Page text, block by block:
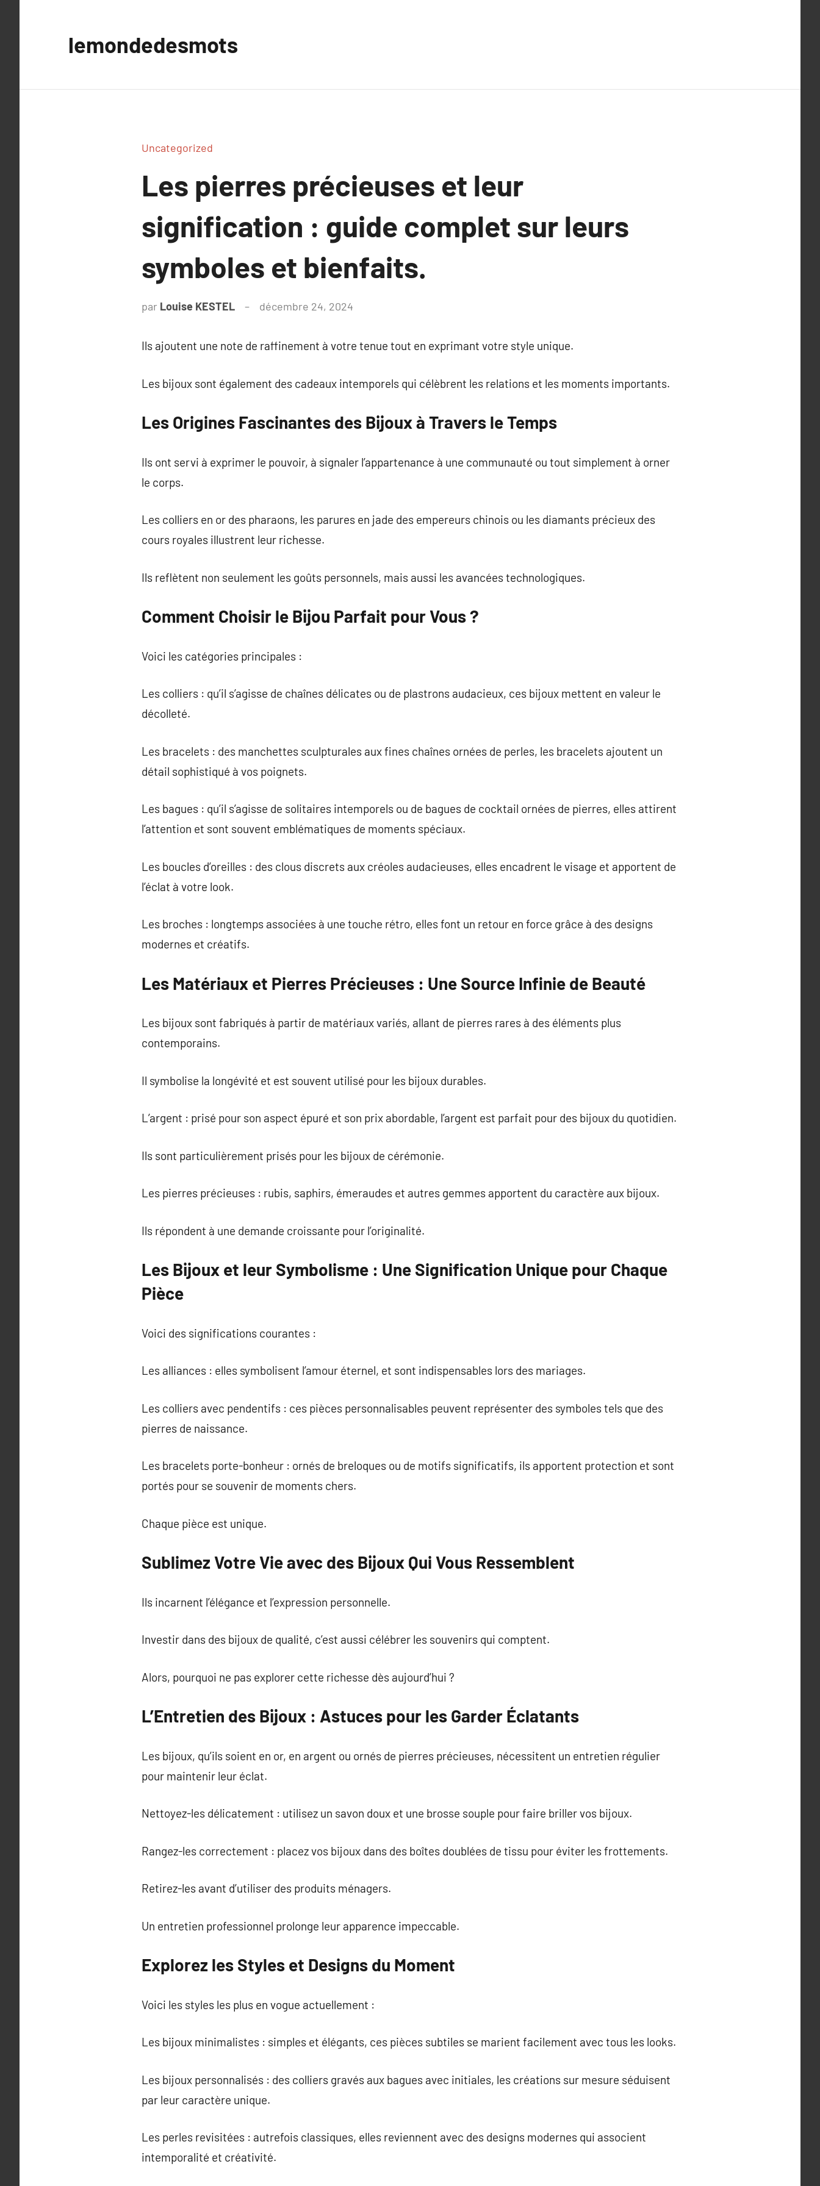
lemondedesmots
Uncategorized
Les pierres précieuses et leur
signification : guide complet sur leurs
symboles et bienfaits.
par Louise KESTEL décembre 24, 2024
Ils ajoutent une note de raffinement à votre tenue tout en exprimant votre style unique.
Les bijoux sont également des cadeaux intemporels qui célèbrent les relations et les moments importants.
Les Origines Fascinantes des Bijoux à Travers le Temps
Ils ont servi à exprimer le pouvoir, à signaler l’appartenance à une communauté ou tout simplement à orner
le corps.
Les colliers en or des pharaons, les parures en jade des empereurs chinois ou les diamants précieux des
cours royales illustrent leur richesse.
Ils reflètent non seulement les goûts personnels, mais aussi les avancées technologiques.
Comment Choisir le Bijou Parfait pour Vous ?
Voici les catégories principales :
Les colliers : qu’il s’agisse de chaînes délicates ou de plastrons audacieux, ces bijoux mettent en valeur le
décolleté.
Les bracelets : des manchettes sculpturales aux fines chaînes ornées de perles, les bracelets ajoutent un
détail sophistiqué à vos poignets.
Les bagues : qu’il s’agisse de solitaires intemporels ou de bagues de cocktail ornées de pierres, elles attirent
l’attention et sont souvent emblématiques de moments spéciaux.
Les boucles d’oreilles : des clous discrets aux créoles audacieuses, elles encadrent le visage et apportent de
l’éclat à votre look.
Les broches : longtemps associées à une touche rétro, elles font un retour en force grâce à des designs
modernes et créatifs.
Les Matériaux et Pierres Précieuses : Une Source Infinie de Beauté
Les bijoux sont fabriqués à partir de matériaux variés, allant de pierres rares à des éléments plus
contemporains.
Il symbolise la longévité et est souvent utilisé pour les bijoux durables.
L’argent : prisé pour son aspect épuré et son prix abordable, l’argent est parfait pour des bijoux du quotidien.
Ils sont particulièrement prisés pour les bijoux de cérémonie.
Les pierres précieuses : rubis, saphirs, émeraudes et autres gemmes apportent du caractère aux bijoux.
Ils répondent à une demande croissante pour l’originalité.
Les Bijoux et leur Symbolisme : Une Signification Unique pour Chaque
Pièce
Voici des significations courantes :
Les alliances : elles symbolisent l’amour éternel, et sont indispensables lors des mariages.
Les colliers avec pendentifs : ces pièces personnalisables peuvent représenter des symboles tels que des
pierres de naissance.
Les bracelets porte-bonheur : ornés de breloques ou de motifs significatifs, ils apportent protection et sont
portés pour se souvenir de moments chers.
Chaque pièce est unique.
Sublimez Votre Vie avec des Bijoux Qui Vous Ressemblent
Ils incarnent l’élégance et l’expression personnelle.
Investir dans des bijoux de qualité, c’est aussi célébrer les souvenirs qui comptent.
Alors, pourquoi ne pas explorer cette richesse dès aujourd’hui ?
L’Entretien des Bijoux : Astuces pour les Garder Éclatants
Les bijoux, qu’ils soient en or, en argent ou ornés de pierres précieuses, nécessitent un entretien régulier
pour maintenir leur éclat.
Nettoyez-les délicatement : utilisez un savon doux et une brosse souple pour faire briller vos bijoux.
Rangez-les correctement : placez vos bijoux dans des boîtes doublées de tissu pour éviter les frottements.
Retirez-les avant d’utiliser des produits ménagers.
Un entretien professionnel prolonge leur apparence impeccable.
Explorez les Styles et Designs du Moment
Voici les styles les plus en vogue actuellement :
Les bijoux minimalistes : simples et élégants, ces pièces subtiles se marient facilement avec tous les looks.
Les bijoux personnalisés : des colliers gravés aux bagues avec initiales, les créations sur mesure séduisent
par leur caractère unique.
Les perles revisitées : autrefois classiques, elles reviennent avec des designs modernes qui associent
intemporalité et créativité.